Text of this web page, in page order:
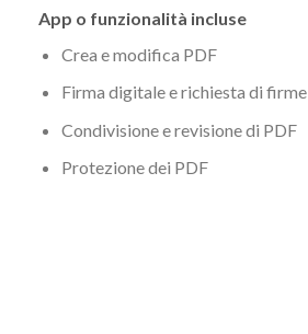
App o funzionalità incluse
Crea e modifica PDF
Firma digitale e richiesta di firme
Condivisione e revisione di PDF
Protezione dei PDF